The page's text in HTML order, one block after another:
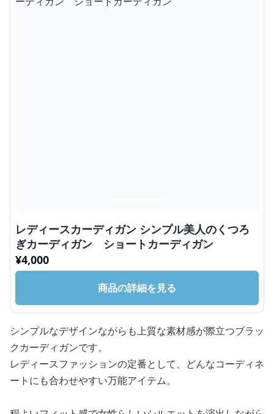
レディースカーディガン シンプル美人のくつろ
ぎカーディガン ショートカーディガン
¥4,000
商品の詳細を見る
シンプルなデザインながらも上質な素材感が際立つブラッ
クカーディガンです。
レディースファッションの定番として、どんなコーディネ
ートにも合わせやすい万能アイテム。